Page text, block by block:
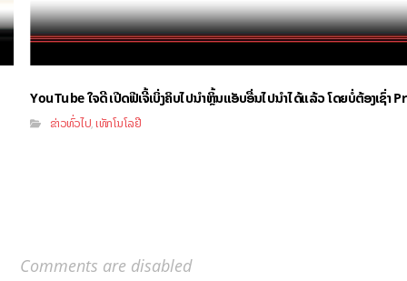
YouTube ໃຈດີ ເປີດຟີເຈີ້ເບິ່ງຄິບໄປນຳຫຼິ້ນແອັບອື່ນໄປນຳໄດ້ແລ້ວ ໂດຍບໍ່ຕ້ອງເຊົ່າ
ຂ່າວທົ່ວໄປ,ເທັກໂນໂລຢີ
Comments are disabled